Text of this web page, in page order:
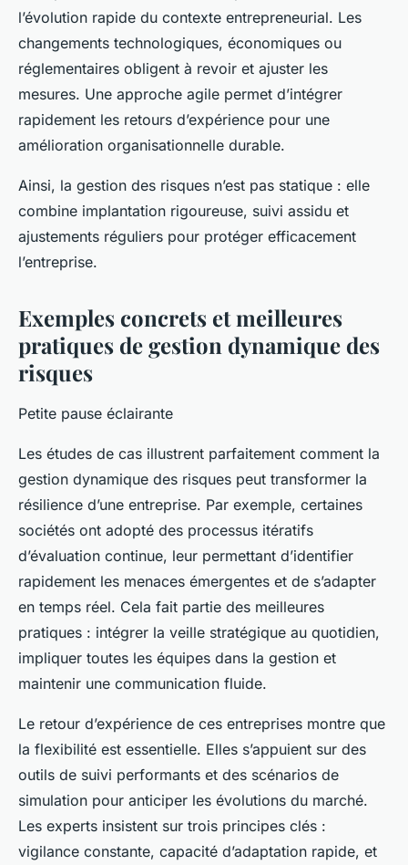
l’évolution rapide du contexte entrepreneurial. Les
changements technologiques, économiques ou
réglementaires obligent à revoir et ajuster les
mesures. Une approche agile permet d’intégrer
rapidement les retours d’expérience pour une
amélioration organisationnelle durable.
Ainsi, la gestion des risques n’est pas statique : elle
combine implantation rigoureuse, suivi assidu et
ajustements réguliers pour protéger efficacement
l’entreprise.
Exemples concrets et meilleures
pratiques de gestion dynamique des
risques
Petite pause éclairante
Les études de cas illustrent parfaitement comment la
gestion dynamique des risques peut transformer la
résilience d’une entreprise. Par exemple, certaines
sociétés ont adopté des processus itératifs
d’évaluation continue, leur permettant d’identifier
rapidement les menaces émergentes et de s’adapter
en temps réel. Cela fait partie des meilleures
pratiques : intégrer la veille stratégique au quotidien,
impliquer toutes les équipes dans la gestion et
maintenir une communication fluide.
Le retour d’expérience de ces entreprises montre que
la flexibilité est essentielle. Elles s’appuient sur des
outils de suivi performants et des scénarios de
simulation pour anticiper les évolutions du marché.
Les experts insistent sur trois principes clés :
vigilance constante, capacité d’adaptation rapide, et